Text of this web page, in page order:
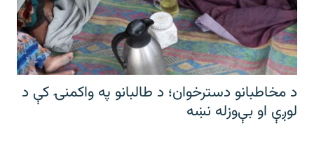
د مخاطبانو دسترخوان؛ د طالبانو په واکمنۍ کې د
لوږې او بې‌وزله نښه